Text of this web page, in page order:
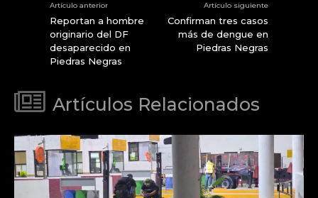
Artículo anterior
Reportan a hombre
originario del DF
desaparecido en
Piedras Negras
Artículo siguiente
Confirman tres casos
más de dengue en
Piedras Negras
Artículos Relacionados